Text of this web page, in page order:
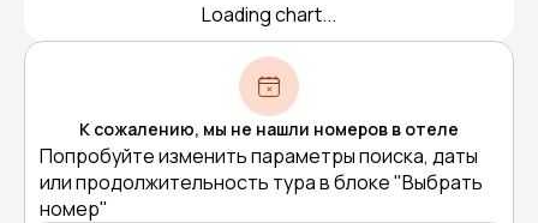
Loading chart...
К сожалению, мы не нашли номеров в отеле
Попробуйте изменить параметры поиска, даты
или продолжительность тура в блоке "Выбрать
номер"